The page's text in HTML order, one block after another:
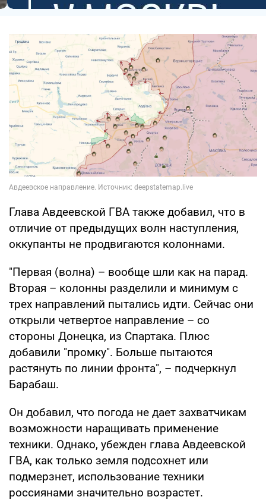
Глава Авдеевской ГВА также добавил, что в
отличие от предыдущих волн наступления,
оккупанты не продвигаются колоннами.
"Первая (волна) – вообще шли как на парад.
Вторая – колонны разделили и минимум с
трех направлений пытались идти. Сейчас они
открыли четвертое направление – со
стороны Донецка, из Спартака. Плюс
добавили "промку". Больше пытаются
растянуть по линии фронта", – подчеркнул
Барабаш.
Он добавил, что погода не дает захватчикам
возможности наращивать применение
техники. Однако, убежден глава Авдеевской
ГВА, как только земля подсохнет или
подмерзнет, использование техники
россиянами значительно возрастет.